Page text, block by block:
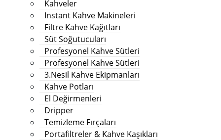
Kahveler
Instant Kahve Makineleri
Filtre Kahve Kağıtları
Süt Soğutucuları
Profesyonel Kahve Sütleri
Profesyonel Kahve Sütleri
3.Nesil Kahve Ekipmanları
Kahve Potları
El Değirmenleri
Dripper
Temizleme Fırçaları
Portafiltreler & Kahve Kaşıkları